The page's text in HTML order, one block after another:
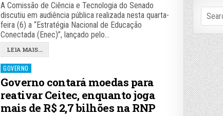
A Comissão de Ciência e Tecnologia do Senado
discutiu em audiência pública realizada nesta quarta-
feira (6) a “Estratégia Nacional de Educação
Conectada (Enec)”, lançado pelo…
LEIA MAIS...
Posted
in
GOVERNO
Governo contará moedas para
reativar Ceitec, enquanto joga
mais de R$ 2,7 bilhões na RNP
Search
for: